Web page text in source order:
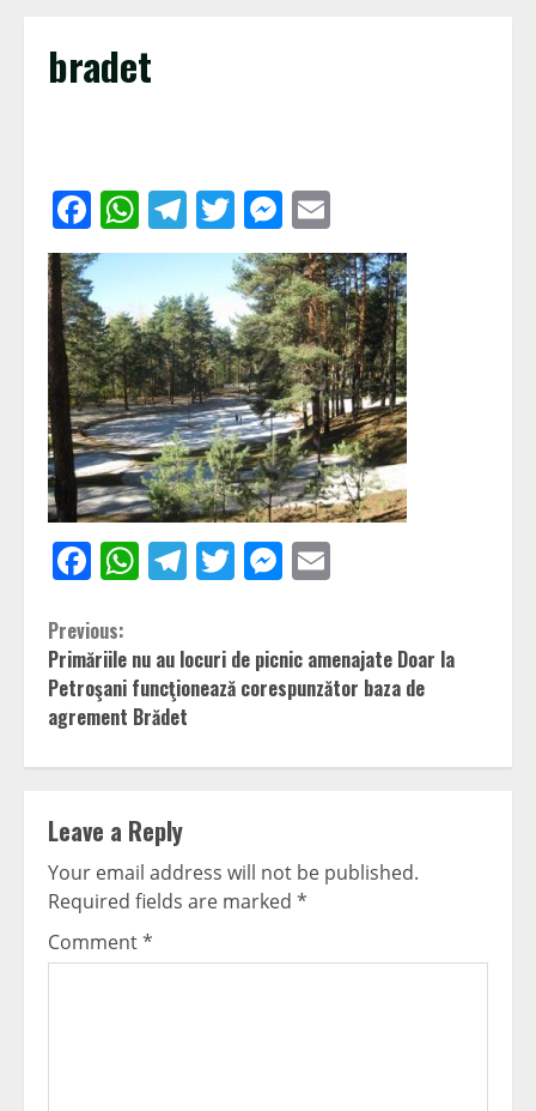
bradet
Facebook
WhatsApp
Telegram
TwitterMessenger
Facebook
WhatsApp
Telegram
TwitterMessenger
Continue
Reading
Previous:
Primăriile nu au locuri de picnic amenajate Doar la
Petroşani funcţionează corespunzător baza de
agrement Brădet
Leave a Reply
Your email address will not be published.
Required fields are marked *
Comment*